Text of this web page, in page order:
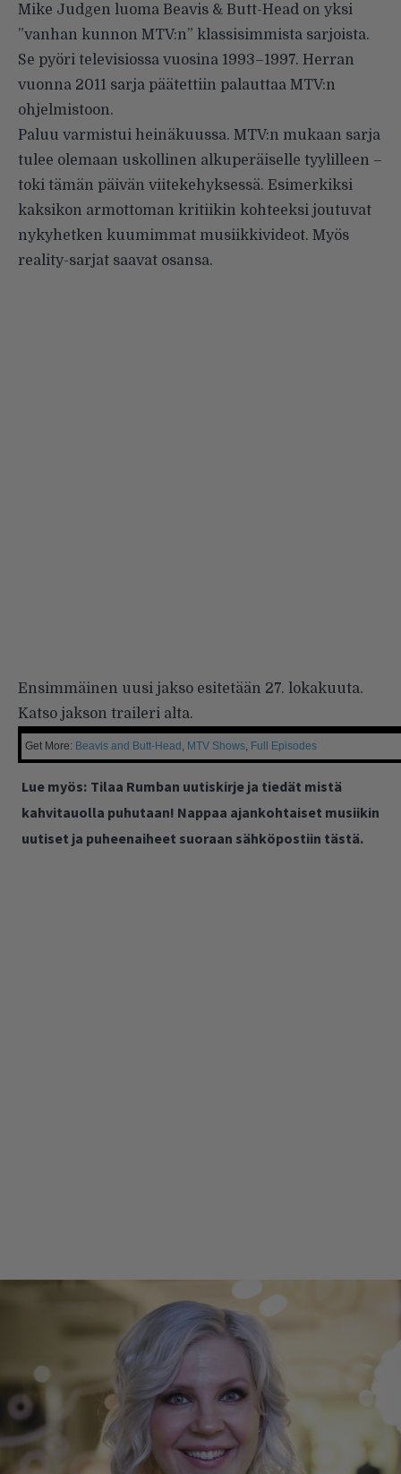
Mike Judgen luoma Beavis & Butt-Head on yksi
”vanhan kunnon MTV:n” klassisimmista sarjoista.
Se pyöri televisiossa vuosina 1993–1997. Herran
vuonna 2011 sarja päätettiin palauttaa MTV:n
ohjelmistoon.
Paluu varmistui heinäkuussa. MTV:n mukaan sarja
tulee olemaan uskollinen alkuperäiselle tyylilleen –
toki tämän päivän viitekehyksessä. Esimerkiksi
kaksikon armottoman kritiikin kohteeksi joutuvat
nykyhetken kuumimmat musiikkivideot. Myös
reality-sarjat saavat osansa.
Ensimmäinen uusi jakso esitetään 27. lokakuuta.
Katso jakson traileri alta.
Get More: Beavis and Butt-Head, MTV Shows, Full Episodes
Lue myös: Tilaa Rumban uutiskirje ja tiedät mistä
kahvitauolla puhutaan! Nappaa ajankohtaiset musiikin
uutiset ja puheenaiheet suoraan sähköpostiin tästä.